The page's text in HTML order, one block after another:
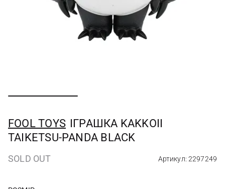
FOOL TOYS ІГРАШКА KAKKOII
TAIKETSU-PANDA BLACK
SOLD OUT Артикул: 2297249